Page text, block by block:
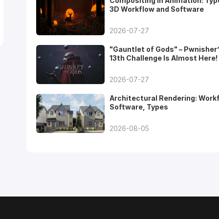
3D Workflow and Software
2026-07-27
"Gauntlet of Gods" –
13th Challenge Is Almost Here!
2026-07-27
Architectural Rendering:
Software, Types
2026-08-05